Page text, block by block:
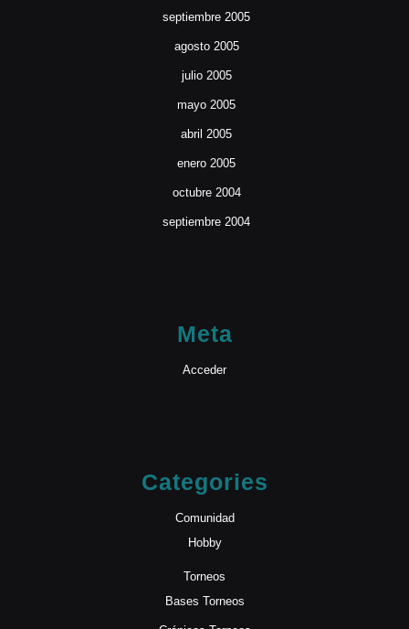
septiembre 2005
agosto 2005
julio 2005
mayo 2005
abril 2005
enero 2005
octubre 2004
septiembre 2004
Meta
Acceder
Categories
Comunidad
Hobby
Torneos
Bases Torneos